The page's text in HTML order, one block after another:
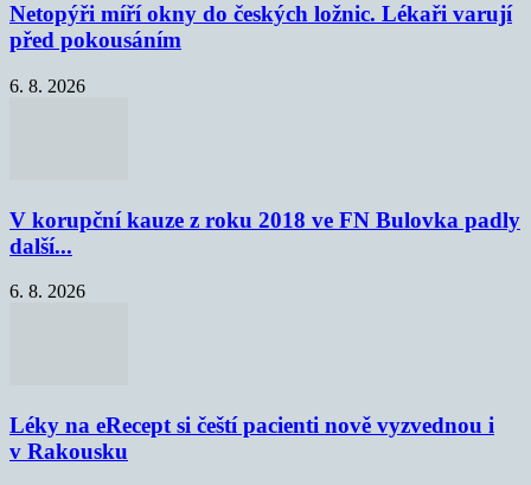
Netopýři míří okny do českých ložnic. Lékaři varují
před pokousáním
6. 8. 2026
V korupční kauze z roku 2018 ve FN Bulovka padly
další...
6. 8. 2026
Léky na eRecept si čeští pacienti nově vyzvednou i
v Rakousku